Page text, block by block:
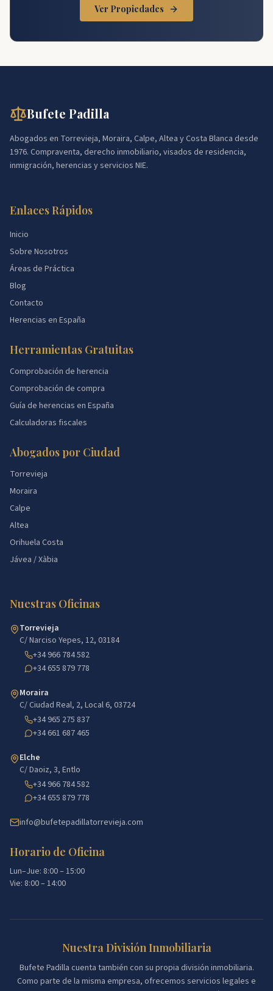
Ver Propiedades
Bufete Padilla
Abogados en Torrevieja, Moraira, Calpe, Altea y Costa Blanca desde
1976. Compraventa, derecho inmobiliario, visados de residencia,
inmigración, herencias y servicios NIE.
Enlaces Rápidos
Inicio
Sobre Nosotros
Áreas de Práctica
Blog
Contacto
Herencias en España
Herramientas Gratuitas
Comprobación de herencia
Comprobación de compra
Guía de herencias en España
Calculadoras fiscales
Abogados por Ciudad
Torrevieja
Moraira
Calpe
Altea
Orihuela Costa
Jávea / Xàbia
Nuestras Oficinas
Torrevieja
C/ Narciso Yepes, 12, 03184
+34 966 784 582
+34 655 879 778
Moraira
C/ Ciudad Real, 2, Local 6, 03724
+34 965 275 837
+34 661 687 465
Elche
C/ Daoiz, 3, Entlo
+34 966 784 582
+34 655 879 778
info@bufetepadillatorrevieja.com
Horario de Oficina
Lun–Jue: 8:00 – 15:00
Vie: 8:00 – 14:00
Nuestra División Inmobiliaria
Bufete Padilla cuenta también con su propia división inmobiliaria.
Como parte de la misma empresa, ofrecemos servicios legales e